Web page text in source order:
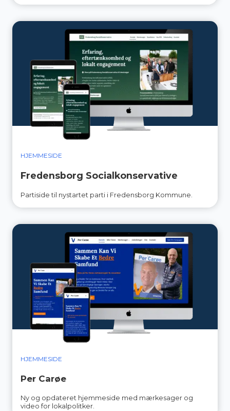
HJEMMESIDE
Fredensborg Socialkonservative
Partiside til nystartet parti i Fredensborg Kommune.
HJEMMESIDE
Per Carøe
Ny og opdateret hjemmeside med mærkesager og
video for lokalpolitker.